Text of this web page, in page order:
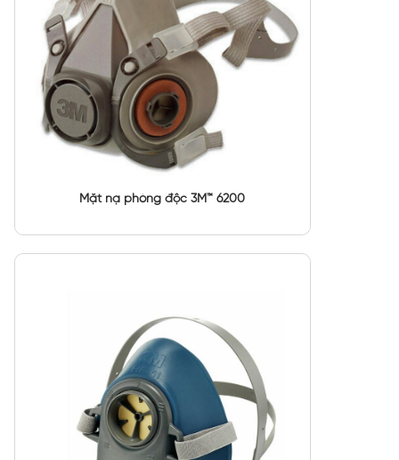
Mặt nạ phòng độc 3M™ 6200